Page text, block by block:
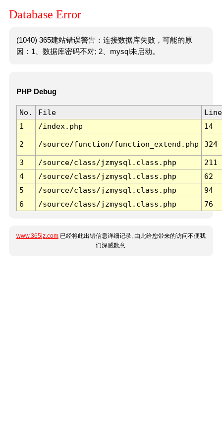
Database Error
(1040) 365建站错误警告：连接数据库失败，可能的原
因：1、数据库密码不对; 2、mysql未启动。
PHP Debug
No. File
Line
1
/index.php 14
2 /source/function/function_extend.php 324
3 /source/class/jzmysql.class.php
211
4
/source/class/jzmysql.class.php
62
5
/source/class/jzmysql.class.php
94
6
/source/class/jzmysql.class.php 76
www.365jz.com 已经将此出错信息详细记录, 由此给您带来的访问不便我
们深感歉意.